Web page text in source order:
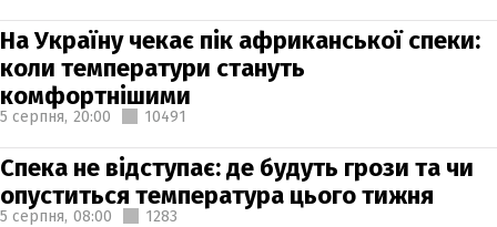
На Україну чекає пік африканської спеки:
коли температури стануть
комфортнішими
5 серпня, 20:00 10491
Спека не відступає: де будуть грози та чи
опуститься температура цього тижня
5 серпня, 08:00 1283